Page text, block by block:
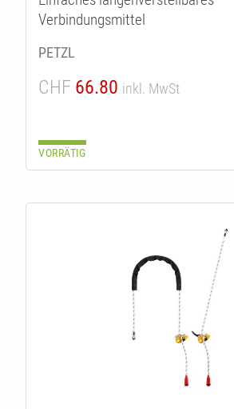
Verbindungsmittel
PETZL
CHF 66.80 inkl. MwSt
VORRÄTIG